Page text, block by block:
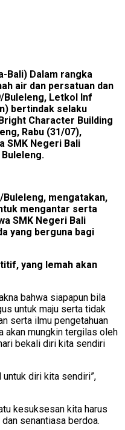
Bali) Dalam rangka
air dan persatuan dan
Buleleng, Letkol Inf
bertindak selaku
Character Building
Rabu (31/07),
SMK Negeri Bali
Buleleng, mengatakan,
mengantar serta
SMK Negeri Bali
yang berguna bagi
yang lemah akan
bahwa siapapun bila
untuk maju serta tidak
serta ilmu pengetahuan
akan mungkin tergilas oleh
bekali diri kita sendiri
diri kita sendiri”,
kesuksesan kita harus
senantiasa berdoa.